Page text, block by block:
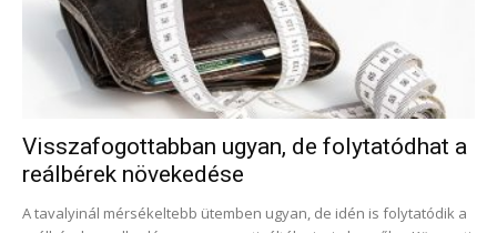
Visszafogottabban ugyan, de folytatódhat a
reálbérek növekedése
A tavalyinál mérsékeltebb ütemben ugyan, de idén is folytatódik a